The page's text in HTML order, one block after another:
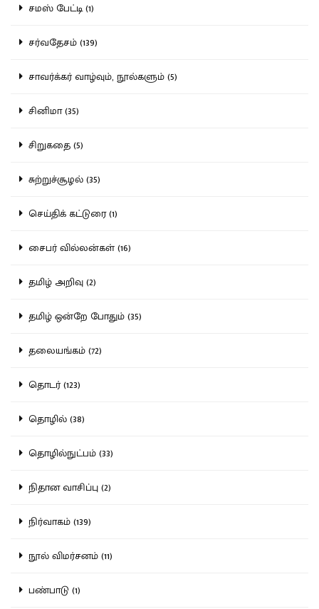
சமஸ் பேட்டி (1)
சர்வதேசம் (139)
சாவர்க்கர் வாழ்வும், நூல்களும் (5)
சினிமா (35)
சிறுகதை (5)
சுற்றுச்சூழல் (35)
செய்திக் கட்டுரை (1)
சைபர் வில்லன்கள் (16)
தமிழ் அறிவு (2)
தமிழ் ஒன்றே போதும் (35)
தலையங்கம் (72)
தொடர் (123)
தொழில் (38)
தொழில்நுட்பம் (33)
நிதான வாசிப்பு (2)
நிர்வாகம் (139)
நூல் விமர்சனம் (11)
பண்பாடு (1)